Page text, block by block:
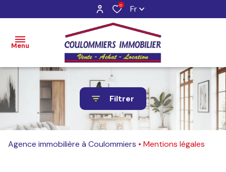
0 Fr
Menu
Accueil
Ventes
Filtrer
Agence immobilière à Coulommiers Mentions légales